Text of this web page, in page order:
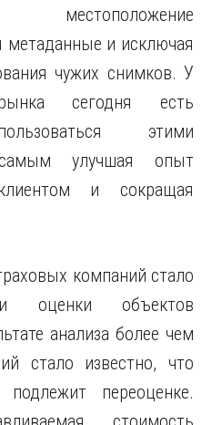
местоположение
метаданные и исключая
чужих снимков. У
сегодня есть
этими
улучшая опыт
и сокращая
компаний стало
оценки объектов
анализа более чем
стало известно, что
переоценке.